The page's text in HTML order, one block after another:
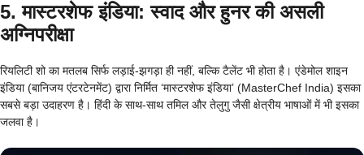
5. मास्टरशेफ इंडिया: स्वाद और हुनर की असली
अग्निपरीक्षा
रियलिटी शो का मतलब सिर्फ लड़ाई-झगड़ा ही नहीं, बल्कि टैलेंट भी होता है। एंडेमोल शाइन
इंडिया (बानिजय एंटरटेनमेंट) द्वारा निर्मित ‘मास्टरशेफ इंडिया’ (MasterChef India) इसका
सबसे बड़ा उदाहरण है। हिंदी के साथ-साथ तमिल और तेलुगु जैसी क्षेत्रीय भाषाओं में भी इसका
जलवा है।